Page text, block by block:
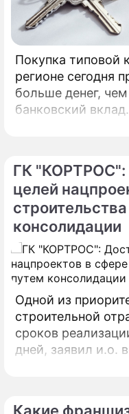
Покупка типовой
регионе сегодня
больше денег,
банковский
думают, что
ГК "КОРТРОС":
целей
консолидации
Одной из
строительной
сроков
дней, заявил и.о.
Хуснуллин. За
Какие